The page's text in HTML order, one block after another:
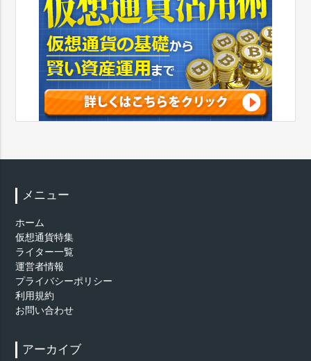
メニュー
ホーム
仮想通貨特集
ライター一覧
運営者情報
プライバシーポリシー
利用規約
お問い合わせ
アーカイブ